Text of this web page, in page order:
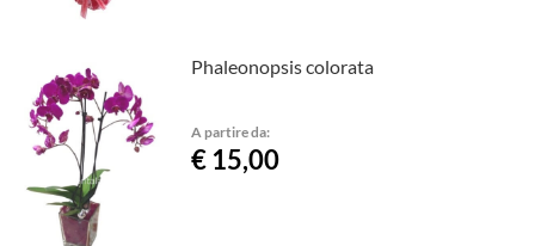
Phaleonopsis colorata
A partire da:
€ 15,00